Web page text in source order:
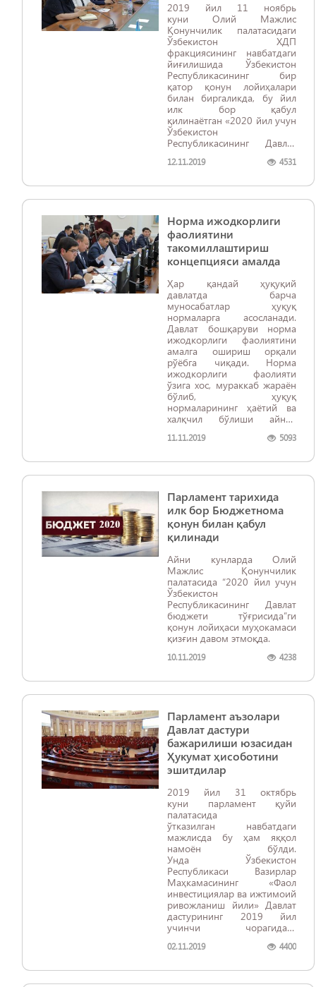
2019 йил 11 ноябрь
куни Олий Мажлис
Қонунчилик палатасидаги
Ўзбекистон ХДП
фракциясининг навбатдаги
йиғилишида Ўзбекистон
Республикасининг бир
қатор қонун лойиҳалари
билан биргаликда, бу йил
илк бор қабул
қилинаётган «2020 йил учун
Ўзбекистон
Республикасининг Давлат
тўғрисида»ги қонун
муҳокама қилинди.
12.11.2019 4531
Норма ижодкорлиги
фаолиятини
такомиллаштириш
концепцияси амалда
Ҳар қандай ҳуқуқий
давлатда барча
муносабатлар ҳуқуқ
нормаларга асосланади.
Давлат бошқаруви норма
ижодкорлиги фаолиятини
амалга ошириш орқали
рўёбга чиқади. Норма
ижодкорлиги фаолияти
ўзига хос, мураккаб жараён
бўлиб, ҳуқуқ
нормаларининг ҳаётий ва
халқчил бўлиши айнан
боғлиқ.
11.11.2019 5093
Парламент тарихида
илк бор Бюджетнома
қонун билан қабул
қилинади
Айни кунларда Олий
Мажлис Қонунчилик
палатасида “2020 йил учун
Ўзбекистон
Республикасининг Давлат
бюджети тўғрисида”ги
қонун лойиҳаси муҳокамаси
қизғин давом этмоқда.
10.11.2019 4238
Парламент аъзолари
Давлат дастури
бажарилиши юзасидан
Ҳукумат ҳисоботини
эшитдилар
2019 йил 31 октябрь
куни парламент қуйи
палатасида
ўтказилган навбатдаги
мажлисда бу ҳам яққол
намоён бўлди.
Унда Ўзбекистон
Республикаси Вазирлар
Маҳкамасининг «Фаол
инвестициялар ва ижтимоий
ривожланиш йили» Давлат
дастурининг 2019 йил
учинчи чорагидаги
тўғрисида»ги
02.11.2019 4400